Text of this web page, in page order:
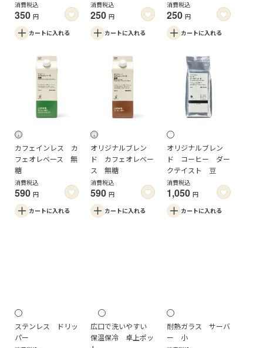
消費税込
350 円
カートに入れる
消費税込
250 円
カートに入れる
消費税込
250 円
カートに入れる
カフェインレス カ
フェオレベース 無
糖
消費税込
590 円
カートに入れる
オリジナルブレン
ド カフェオレベー
ス 無糖
消費税込
590 円
カートに入れる
オリジナルブレン
ド コーヒー ダー
クテイスト 豆
消費税込
1,050 円
カートに入れる
ステンレス ドリッ
パー
広口で洗いやすい
保温保冷 卓上ポッ
耐熱ガラス サーバ
ー 小